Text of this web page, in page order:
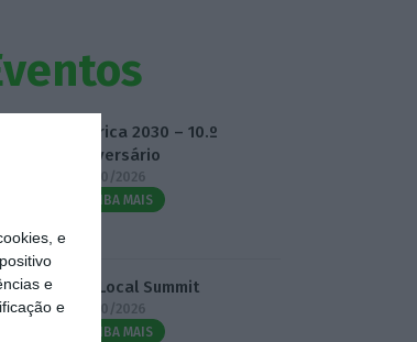
e
e
e
Fábrica 2030 – 10.º
Aniversário
14/10/2026
SAIBA MAIS
3.º Local Summit
07/10/2026
SAIBA MAIS